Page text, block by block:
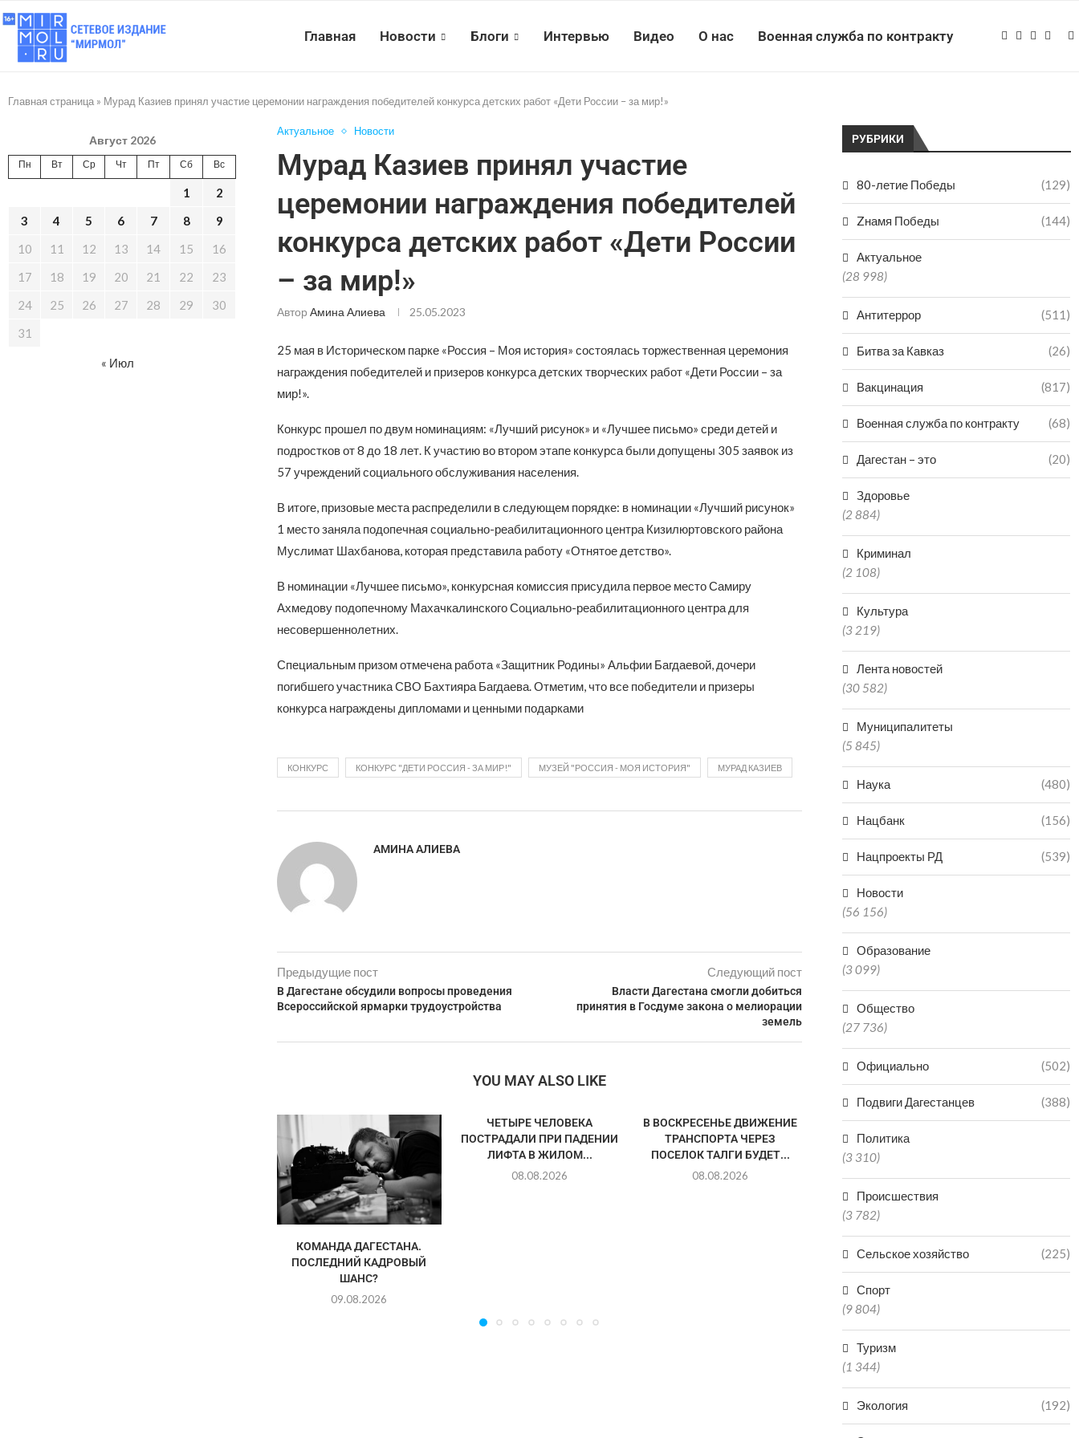
Главная Новости Блоги Интервью Видео О нас Военная служба по контракту
Главная страница » Мурад Казиев принял участие церемонии награждения победителей конкурса детских работ «Дети России – за мир!»
Актуальное Новости
Мурад Казиев принял участие
церемонии награждения победителей
конкурса детских работ «Дети России
– за мир!»
Автор Амина Алиева 25.05.2023
25 мая в Историческом парке «Россия – Моя история» состоялась торжественная церемония
награждения победителей и призеров конкурса детских творческих работ «Дети России – за
мир!».
Конкурс прошел по двум номинациям: «Лучший рисунок» и «Лучшее письмо» среди детей и
подростков от 8 до 18 лет. К участию во втором этапе конкурса были допущены 305 заявок из
57 учреждений социального обслуживания населения.
В итоге, призовые места распределили в следующем порядке: в номинации «Лучший рисунок»
1 место заняла подопечная социально-реабилитационного центра Кизилюртовского района
Муслимат Шахбанова, которая представила работу «Отнятое детство».
В номинации «Лучшее письмо», конкурсная комиссия присудила первое место Самиру
Ахмедову подопечному Махачкалинского Социально-реабилитационного центра для
несовершеннолетних.
Специальным призом отмечена работа «Защитник Родины» Альфии Багдаевой, дочери
погибшего участника СВО Бахтияра Багдаева. Отметим, что все победители и призеры
конкурса награждены дипломами и ценными подарками
КОНКУРС КОНКУРС "ДЕТИ РОССИЯ - ЗА МИР!" МУЗЕЙ "РОССИЯ - МОЯ ИСТОРИЯ" МУРАД КАЗИЕВ
АМИНА АЛИЕВА
Предыдущие пост
В Дагестане обсудили вопросы проведения
Всероссийской ярмарки трудоустройства
Следующий пост
Власти Дагестана смогли добиться
принятия в Госдуме закона о мелиорации
земель
YOU MAY ALSO LIKE
КОМАНДА ДАГЕСТАНА.
ПОСЛЕДНИЙ КАДРОВЫЙ
ШАНС?
09.08.2026
ЧЕТЫРЕ ЧЕЛОВЕКА
ПОСТРАДАЛИ ПРИ ПАДЕНИИ
ЛИФТА В ЖИЛОМ...
08.08.2026
В ВОСКРЕСЕНЬЕ ДВИЖЕНИЕ
ТРАНСПОРТА ЧЕРЕЗ
ПОСЕЛОК ТАЛГИ БУДЕТ...
08.08.2026
МУЖЧИНА СКОНЧАЛСЯ
ПОСЛЕ ПРЫЖКА В ВОДОЕМ В
КИЗЛЯРЕ
08.08.2026
ДВОЕ
ПРУДУ В
РУБРИКИ
80-летие Победы (129)
Zнамя Победы (144)
Актуальное
(28 998)
Антитеррор (511)
Битва за Кавказ (26)
Вакцинация (817)
Военная служба по контракту (68)
Дагестан – это (20)
Здоровье
(2 884)
Криминал
(2 108)
Культура
(3 219)
Лента новостей
(30 582)
Муниципалитеты
(5 845)
Наука (480)
Нацбанк (156)
Нацпроекты РД (539)
Новости
(56 156)
Образование
(3 099)
Общество
(27 736)
Официально (502)
Подвиги Дагестанцев (388)
Политика
(3 310)
Происшествия
(3 782)
Сельское хозяйство (225)
Спорт
(9 804)
Туризм
(1 344)
Экология (192)
Август 2026
Пн Вт Ср Чт Пт Сб Вс
1
2
3
4 5 6 7 8
9
10
11 12 13 14 15
16
17
18 19 20 21 22
23
24
25 26 27 28 29
30
31
« Июл